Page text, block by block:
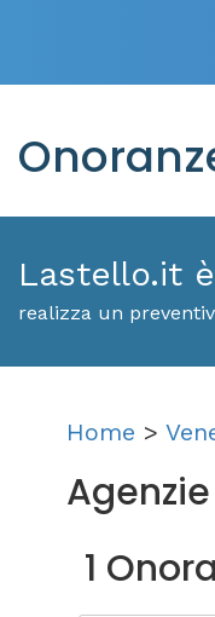
Lastello.it
realizza un
Home >
1